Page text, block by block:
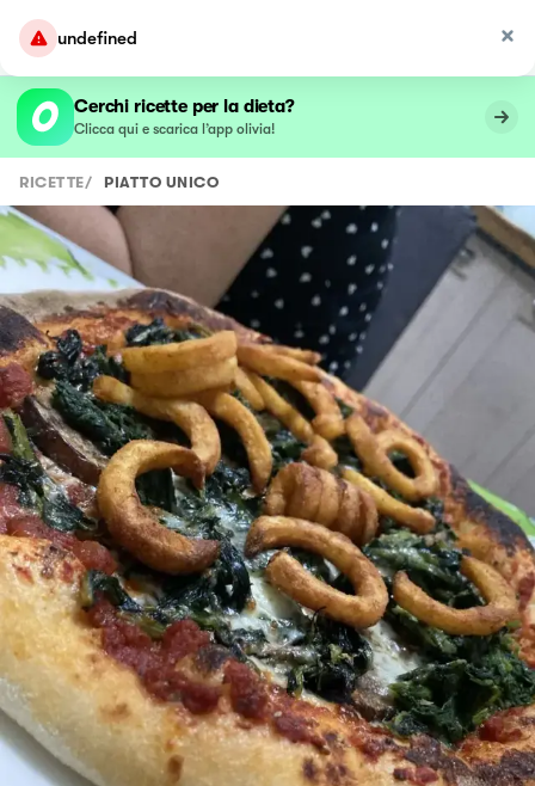
undefined
Cerchi ricette per la dieta?
Clicca qui e scarica l’app olivia!
RICETTE/ PIATTO UNICO